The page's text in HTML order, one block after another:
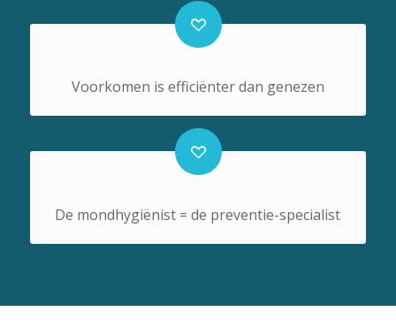
Voorkomen is efficiënter dan genezen
De mondhygiënist = de preventie-specialist